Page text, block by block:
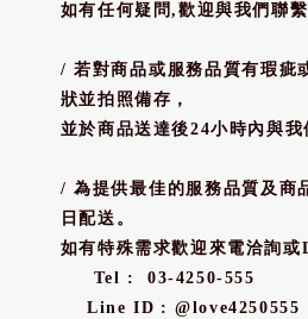
如有任何疑問,歡迎與我們聯繫
/ 若對商品或服務品質有瑕疵
狀並拍照備存，
並於商品送達後24小時內與我
/ 為提供最佳的服務品質及商
日配送。
如有特殊需求歡迎來電洽詢或
Tel : 03-4250-555
Line ID : @love4250555